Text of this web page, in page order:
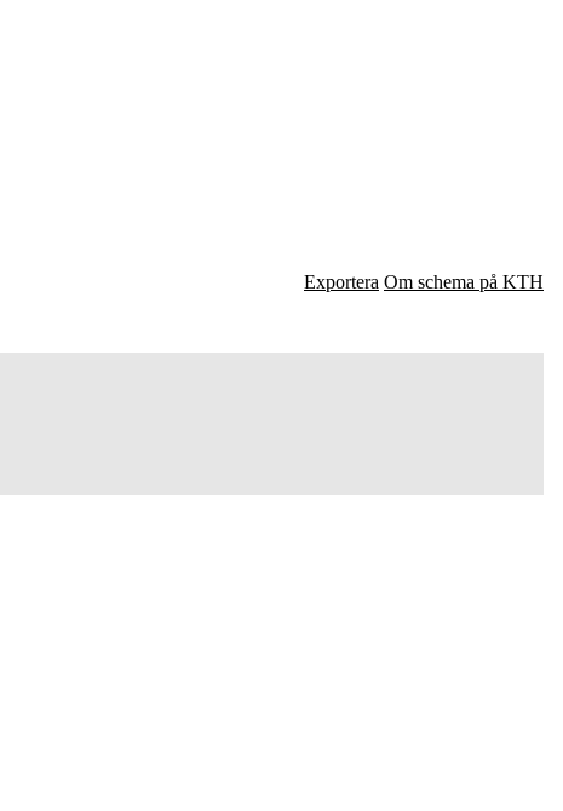
Exportera Om schema på KTH